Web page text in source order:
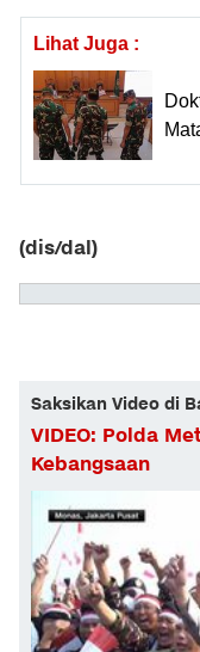
Lihat Juga :
(dis/dal)
Saksikan Video di
VIDEO: Polda
Kebangsaan